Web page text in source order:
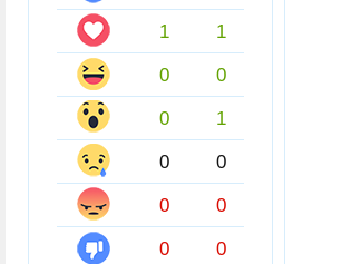
1
1
0
0
0
1
0
0
0
0
0
0